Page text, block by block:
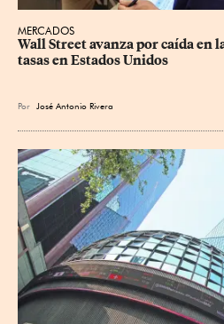
MERCADOS
Wall Street avanza por caída en
tasas en Estados Unidos
Por José Antonio Rivera